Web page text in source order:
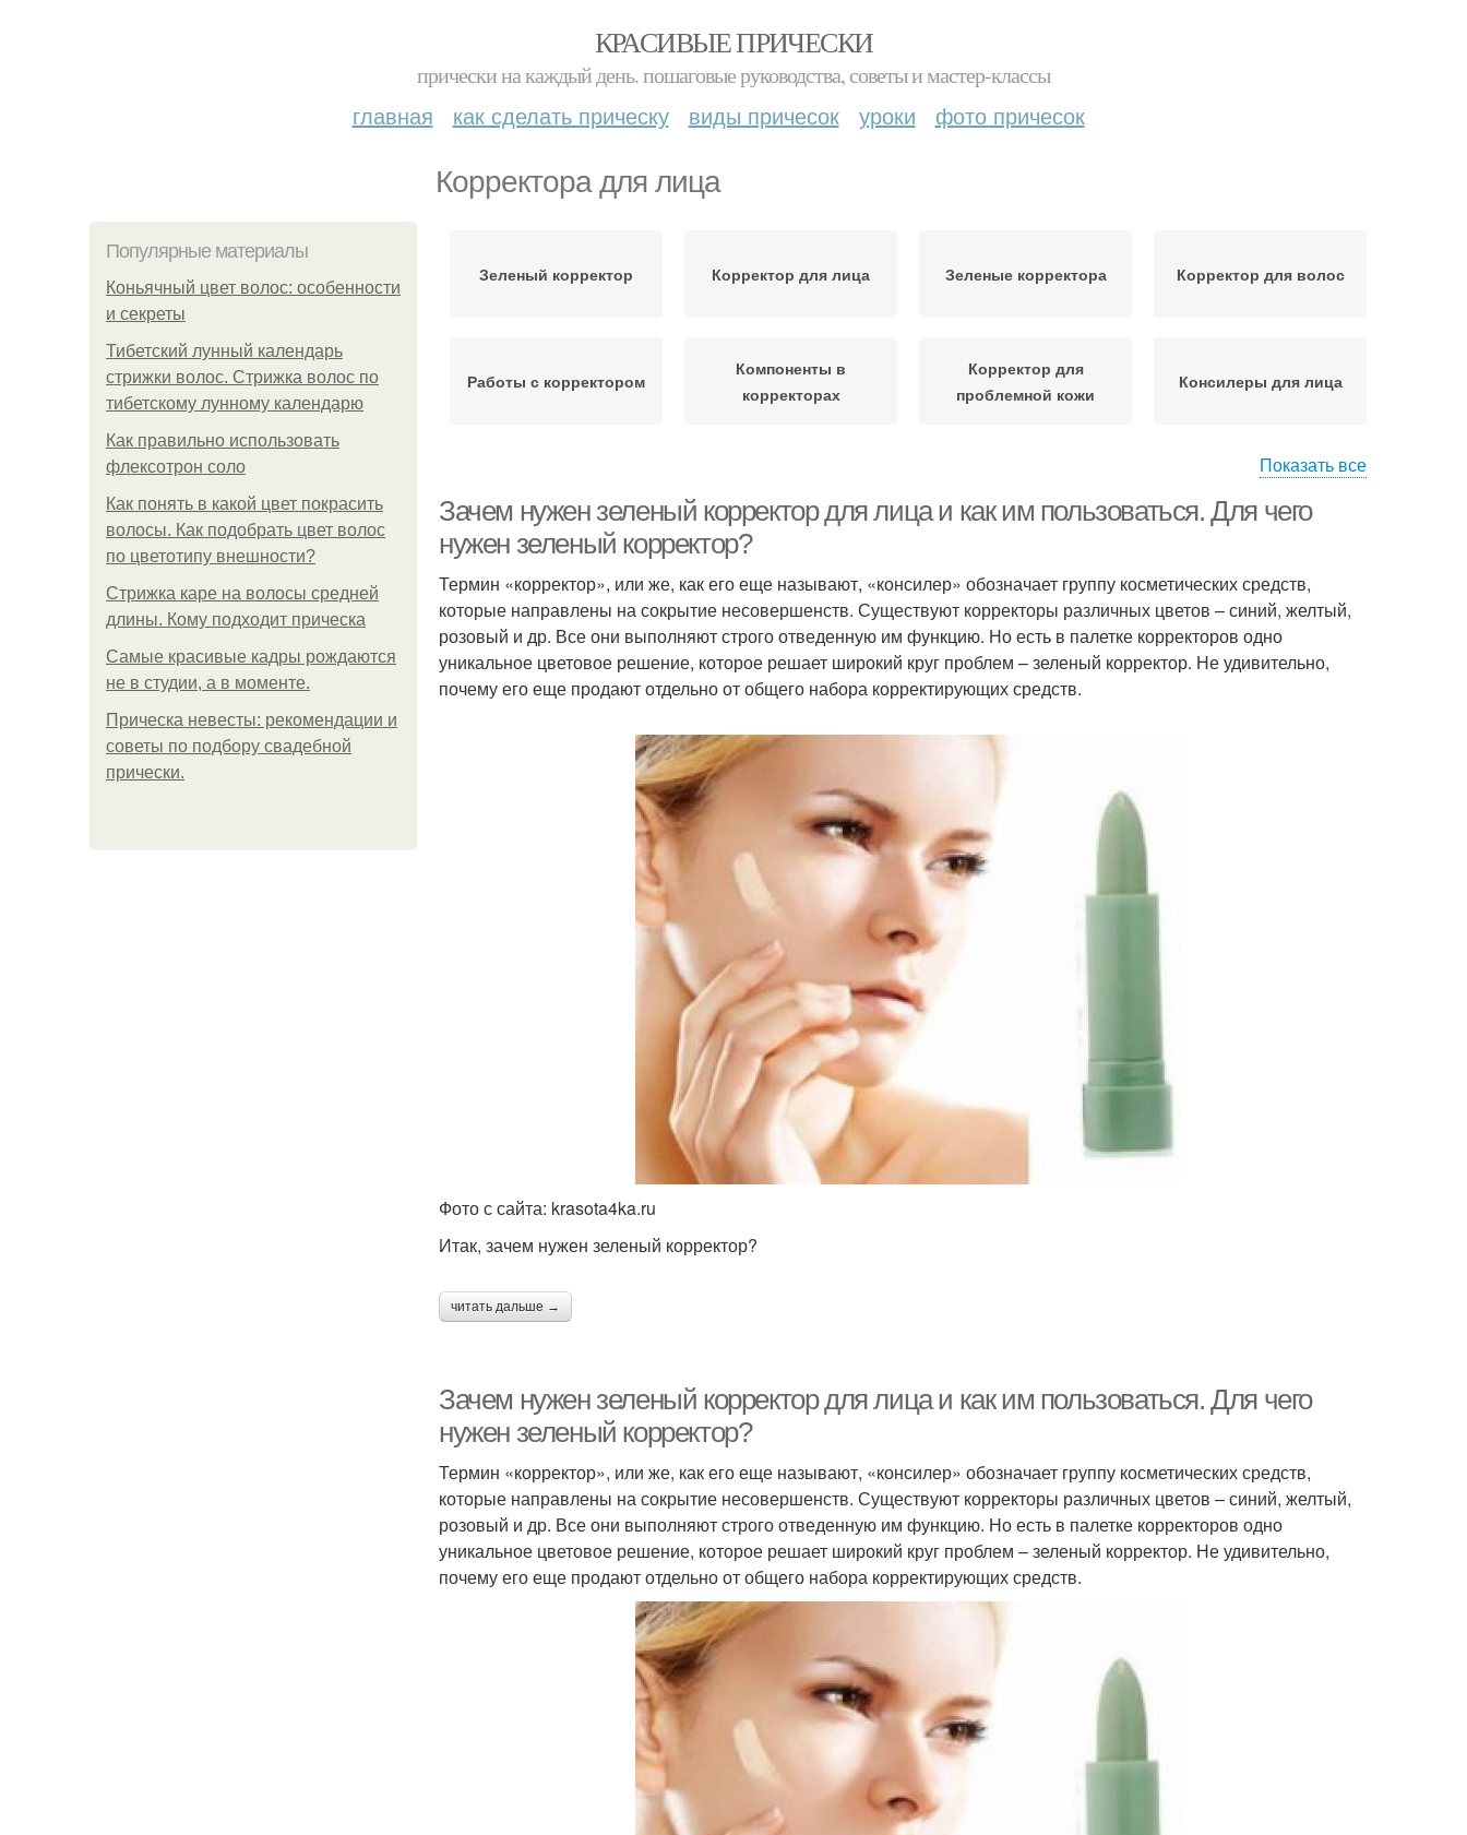
КРАСИВЫЕ ПРИЧЕСКИ
прически на каждый день. пошаговые руководства, советы и мастер-классы
главная как сделать прическу виды причесок уроки фото причесок
Корректора для лица
Популярные материалы
Коньячный цвет волос: особенности
и секреты
Тибетский лунный календарь
стрижки волос. Стрижка волос по
тибетскому лунному календарю
Как правильно использовать
флексотрон соло
Как понять в какой цвет покрасить
волосы. Как подобрать цвет волос
по цветотипу внешности?
Стрижка каре на волосы средней
длины. Кому подходит прическа
Самые красивые кадры рождаются
не в студии, а в моменте.
Прическа невесты: рекомендации и
советы по подбору свадебной
прически.
Зеленый корректор Корректор для лица Зеленые корректора Корректор для волос
Работы с корректором
Компоненты в
корректорах
Корректор для
проблемной кожи
Консилеры для лица
Сухие корректора Жидкий корректор Кремовый корректор Цвета для лица
Профессиональные
Корректор от мак
Показать все
Зачем нужен зеленый корректор для лица и как им пользоваться. Для чего
нужен зеленый корректор?
Термин «корректор», или же, как его еще называют, «консилер» обозначает группу косметических средств,
которые направлены на сокрытие несовершенств. Существуют корректоры различных цветов – синий, желтый,
розовый и др. Все они выполняют строго отведенную им функцию. Но есть в палетке корректоров одно
уникальное цветовое решение, которое решает широкий круг проблем – зеленый корректор. Не удивительно,
почему его еще продают отдельно от общего набора корректирующих средств.
Фото с сайта: krasota4ka.ru
Итак, зачем нужен зеленый корректор?
читать дальше →
Зачем нужен зеленый корректор для лица и как им пользоваться. Для чего
нужен зеленый корректор?
Термин «корректор», или же, как его еще называют, «консилер» обозначает группу косметических средств,
которые направлены на сокрытие несовершенств. Существуют корректоры различных цветов – синий, желтый,
розовый и др. Все они выполняют строго отведенную им функцию. Но есть в палетке корректоров одно
уникальное цветовое решение, которое решает широкий круг проблем – зеленый корректор. Не удивительно,
почему его еще продают отдельно от общего набора корректирующих средств.